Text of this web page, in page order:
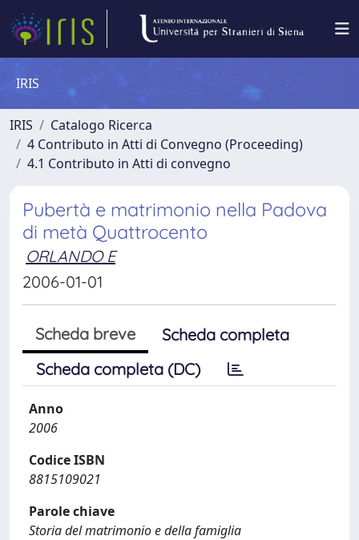
IRIS
IRIS
Catalogo Ricerca
4 Contributo in Atti di Convegno (Proceeding)
4.1 Contributo in Atti di convegno
Pubertà e matrimonio nella Padova
di metà Quattrocento
ORLANDO E
2006-01-01
Scheda breve
Scheda completa
Scheda completa (DC)
Anno
2006
Codice ISBN
8815109021
Parole chiave
Storia del matrimonio e della famiglia